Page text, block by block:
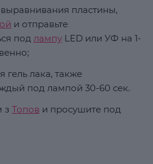
пластины,
и отправьте
под лампу LED или УФ на 1-
гель лака, также
под лампой 30-60 сек.
з Топов и просушите под